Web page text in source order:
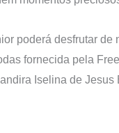
poderá desfrutar de
fornecida pela Free
Iselina de Jesus